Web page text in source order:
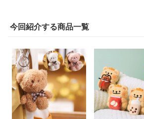
今回紹介する商品一覧